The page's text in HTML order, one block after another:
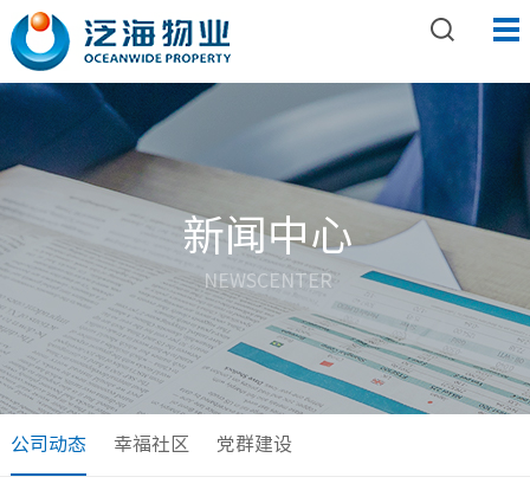
新闻中心
NEWSCENTER
公司动态 幸福社区 党群建设